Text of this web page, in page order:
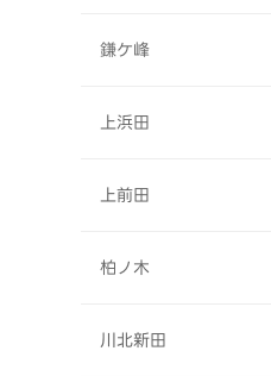
鎌ケ峰
上浜田
上前田
柏ノ木
川北新田